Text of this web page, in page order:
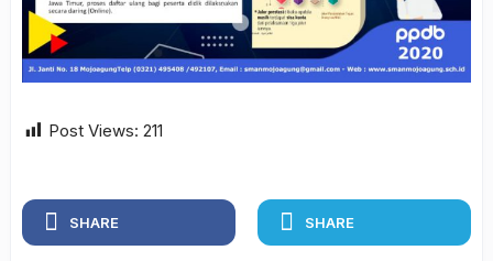
Post Views: 211
SHARE SHARE